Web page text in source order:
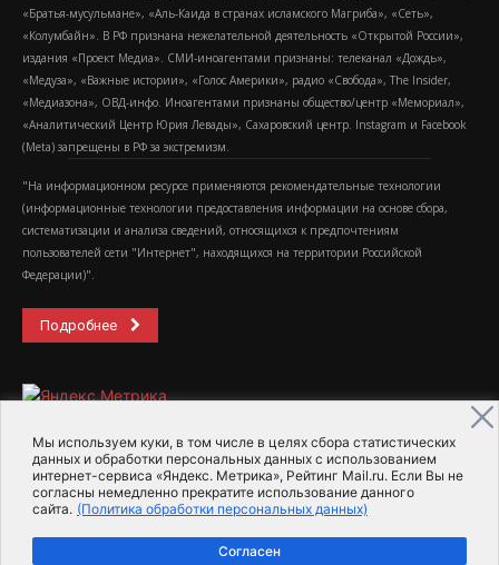
Мы используем куки, в том числе в целях сбора статистических
данных и обработки персональных данных с использованием
интернет-сервиса «Яндекс. Метрика», Рейтинг Mail.ru. Если Вы не
согласны немедленно прекратите использование данного
сайта. (Политика обработки персональных данных)
Согласен
«Братья-мусульмане», «Аль-Каида в странах исламского Магриба», «Сеть»,
«Колумбайн». В РФ признана нежелательной деятельность «Открытой России»,
издания «Проект Медиа». СМИ-иноагентами признаны: телеканал «Дождь»,
«Медуза», «Важные истории», «Голос Америки», радио «Свобода», The Insider,
«Медиазона», ОВД-инфо. Иноагентами признаны общество/центр «Мемориал»,
«Аналитический Центр Юрия Левады», Сахаровский центр. Instagram и Facebook
(Metа) запрещены в РФ за экстремизм.
"На информационном ресурсе применяются рекомендательные технологии
(информационные технологии предоставления информации на основе сбора,
систематизации и анализа сведений, относящихся к предпочтениям
пользователей сети "Интернет", находящихся на территории Российской
Федерации)".
Подробнее
2015-2026- Информационное агентство МедиаПоток
Для справки Об издании
Пользовательское соглашение
Политика обработки персональных данных